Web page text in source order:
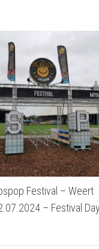
Festival – Weert
– Festival